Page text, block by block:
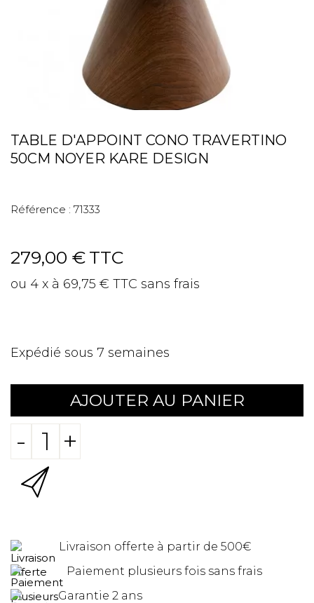
TABLE D'APPOINT CONO TRAVERTINO
50CM NOYER KARE DESIGN
Référence : 71333
279,00 € TTC
ou 4 x à 69,75 € TTC sans frais
Expédié sous 7 semaines
AJOUTER AU PANIER
- +
Livraison offerte à partir de 500€
Paiement plusieurs fois sans frais
Garantie 2 ans